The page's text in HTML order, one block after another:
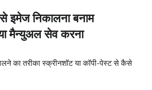
इमेज निकालना बनाम
मैन्युअल सेव करना
का तरीका स्क्रीनशॉट या कॉपी-पेस्ट से कैसे